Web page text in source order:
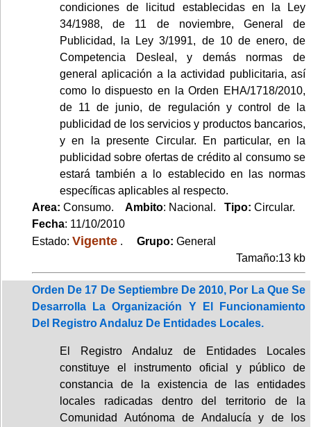
condiciones de licitud establecidas en la Ley
34/1988, de 11 de noviembre, General de
Publicidad, la Ley 3/1991, de 10 de enero, de
Competencia Desleal, y demás normas de
general aplicación a la actividad publicitaria, así
como lo dispuesto en la Orden EHA/1718/2010,
de 11 de junio, de regulación y control de la
publicidad de los servicios y productos bancarios,
y en la presente Circular. En particular, en la
publicidad sobre ofertas de crédito al consumo se
estará también a lo establecido en las normas
específicas aplicables al respecto.
Area: Consumo. Ambito: Nacional. Tipo: Circular.
Fecha: 11/10/2010
Estado: Vigente . Grupo: General
Tamaño:13 kb
Orden De 17 De Septiembre De 2010, Por La Que Se
Desarrolla La Organización Y El Funcionamiento
Del Registro Andaluz De Entidades Locales.
El Registro Andaluz de Entidades Locales
constituye el instrumento oficial y público de
constancia de la existencia de las entidades
locales radicadas dentro del territorio de la
Comunidad Autónoma de Andalucía y de los